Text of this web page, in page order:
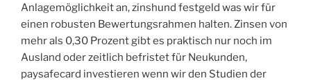
Anlagemöglichkeit an, zinshund festgeld was wir für
einen robusten Bewertungsrahmen halten. Zinsen von
mehr als 0,30 Prozent gibt es praktisch nur noch im
Ausland oder zeitlich befristet für Neukunden,
paysafecard investieren wenn wir den Studien der